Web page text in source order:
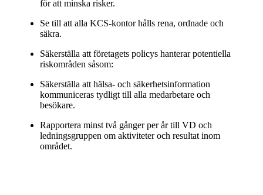
för att minska risker.
Se till att alla KCS-kontor hålls rena, ordnade och
säkra.
Säkerställa att företagets policys hanterar potentiella
riskområden såsom:
Säkerställa att hälsa- och säkerhetsinformation
kommuniceras tydligt till alla medarbetare och
besökare.
Rapportera minst två gånger per år till VD och
ledningsgruppen om aktiviteter och resultat inom
området.